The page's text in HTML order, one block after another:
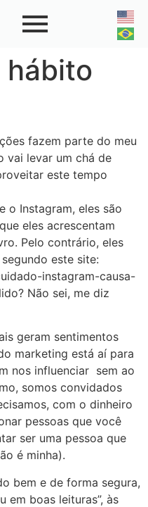
hábito
fazem parte do meu
vai levar um chá de
este tempo
o Instagram, eles são
eles acrescentam
Pelo contrário, eles
este site:
instagram-causa-
Não sei, me diz
geram sentimentos
marketing está aí para
nos influenciar sem ao
somos convidados
com o dinheiro
pessoas que você
ser uma pessoa que
é minha).
bem e de forma segura,
em boas leituras”, às